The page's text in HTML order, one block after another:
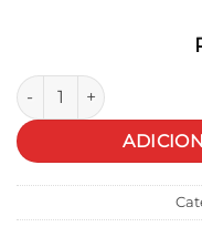
SINGREINY Conjunto